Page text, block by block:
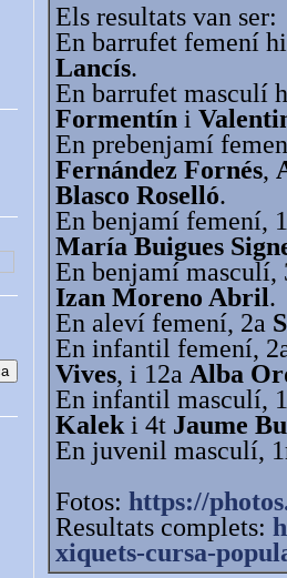
Els resultats van ser:
En barrufet femení
Lancís.
En barrufet masculí
Formentín i
En prebenjamí
Fernández Fornés,
Blasco Roselló.
En benjamí femení,
María Buigues
En benjamí
Izan Moreno Abril.
En aleví femení, 2a
En infantil femení,
Vives, i 12a Alba
En infantil masculí,
Kalek i 4t Jaume
En juvenil masculí,
Fotos: https://
Resultats complets:
xiquets-cursa-